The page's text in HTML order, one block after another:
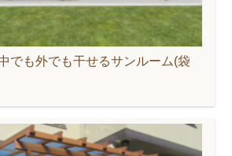
でも外でも干せるサンルーム(袋